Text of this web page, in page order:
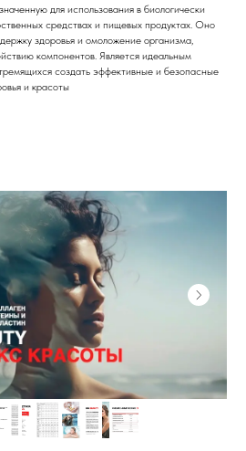
для использования в биологически
средствах и пищевых продуктах. Оно
здоровья и омоложение организма,
компонентов. Является идеальным
создать эффективные и безопасные
и красоты